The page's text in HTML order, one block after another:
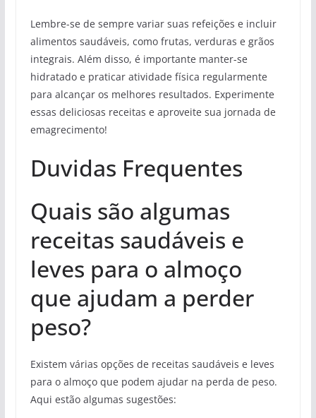
Lembre-se de sempre variar suas refeições e incluir
alimentos saudáveis, como frutas, verduras e grãos
integrais. Além disso, é importante manter-se
hidratado e praticar atividade física regularmente
para alcançar os melhores resultados. Experimente
essas deliciosas receitas e aproveite sua jornada de
emagrecimento!
Duvidas Frequentes
Quais são algumas
receitas saudáveis ​​e
leves para o almoço
que ajudam a perder
peso?
Existem várias opções de receitas saudáveis e leves
para o almoço que podem ajudar na perda de peso.
Aqui estão algumas sugestões: